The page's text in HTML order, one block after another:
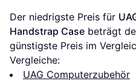
Der niedrigste Preis für
Handstrap Case beträgt
günstigste Preis im
Vergleiche:
UAG Computerzubehör